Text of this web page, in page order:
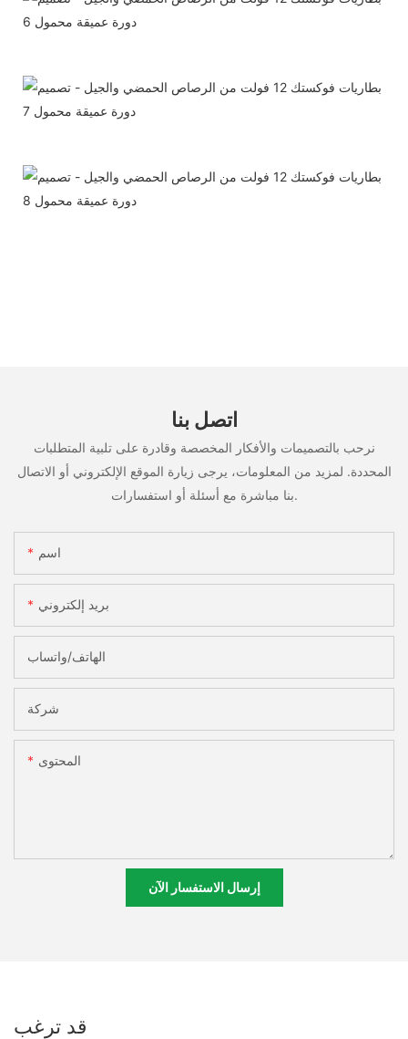
اتصل بنا
نرحب بالتصميمات والأفكار المخصصة وقادرة على تلبية المتطلبات
المحددة. لمزيد من المعلومات، يرجى زيارة الموقع الإلكتروني أو الاتصال
بنا مباشرة مع أسئلة أو استفسارات.
اسم
بريد إلكتروني
الهاتف/واتساب
شركة
المحتوى
إرسال الاستفسار الآن
قد ترغب